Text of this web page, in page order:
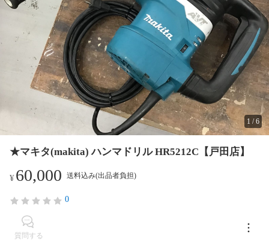
1 /6
★マキタ(makita) ハンマドリル HR5212C【戸田店】
¥60,000 送料込み(出品者負担)
0
質問する